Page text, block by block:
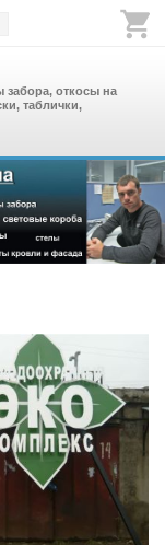
забора, откосы на
таблички,